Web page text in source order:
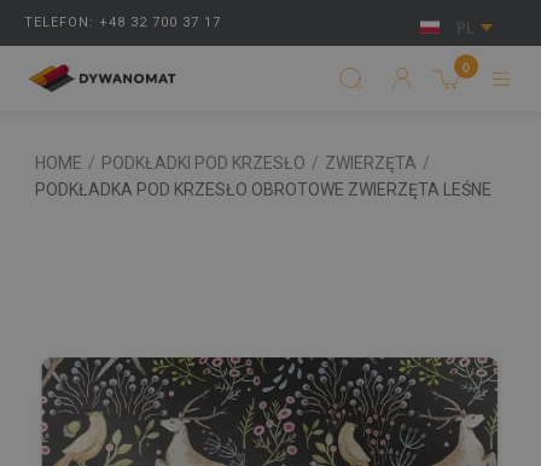
TELEFON: +48 32 700 37 17 PL
0
HOME / PODKŁADKI POD KRZESŁO / ZWIERZĘTA /
PODKŁADKA POD KRZESŁO OBROTOWE ZWIERZĘTA LEŚNE